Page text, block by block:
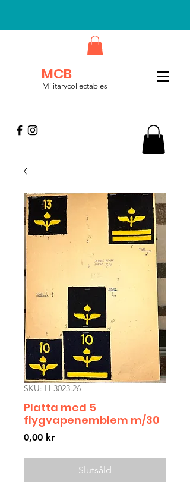
MCB
Militarycollectables
SKU: H-3023.26
Platta med 5
flygvapenemblem m/30
0,00 krPris
Slutsåld